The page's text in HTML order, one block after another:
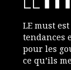
LE must
tendances
pour les
ce qu’ils